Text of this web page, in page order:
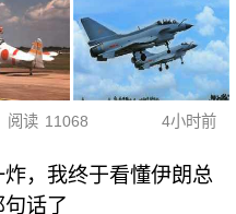
阅读 11068 4小时前
炸，我终于看懂伊朗总
话了